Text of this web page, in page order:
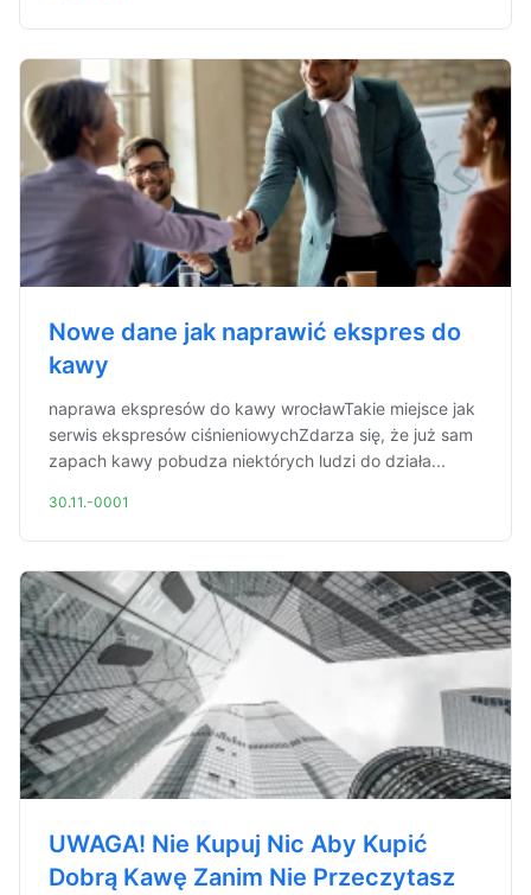
Nowe dane jak naprawić ekspres do
kawy
naprawa ekspresów do kawy wrocławTakie miejsce jak
serwis ekspresów ciśnieniowychZdarza się, że już sam
zapach kawy pobudza niektórych ludzi do działa...
30.11.-0001
UWAGA! Nie Kupuj Nic Aby Kupić
Dobrą Kawę Zanim Nie Przeczytasz